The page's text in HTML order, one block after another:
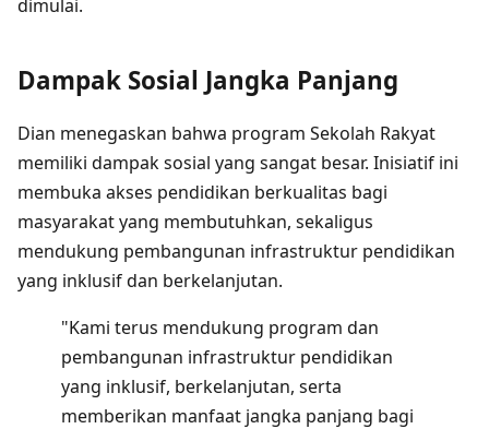
dimulai.
Dampak Sosial Jangka Panjang
Dian menegaskan bahwa program Sekolah Rakyat
memiliki dampak sosial yang sangat besar. Inisiatif ini
membuka akses pendidikan berkualitas bagi
masyarakat yang membutuhkan, sekaligus
mendukung pembangunan infrastruktur pendidikan
yang inklusif dan berkelanjutan.
"Kami terus mendukung program dan
pembangunan infrastruktur pendidikan
yang inklusif, berkelanjutan, serta
memberikan manfaat jangka panjang bagi